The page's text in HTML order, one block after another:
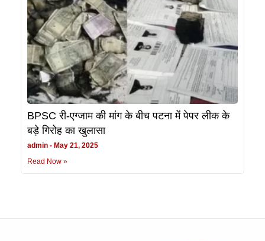
BPSC री-एग्जाम की मांग के बीच पटना में पेपर लीक के
बड़े गिरोह का खुलासा
admin
May 21, 2025
Read Now »